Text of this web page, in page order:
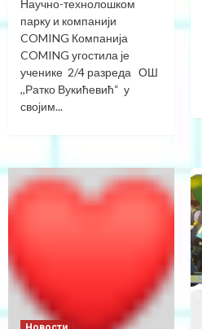
Научно-технолошком
парку и компанији
COMING Компанија
COMING угостила је
ученике 2/4 разреда ОШ
,,Ратко Вукићевић“ у
својим...